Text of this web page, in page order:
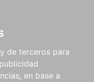
de terceros para
en base a